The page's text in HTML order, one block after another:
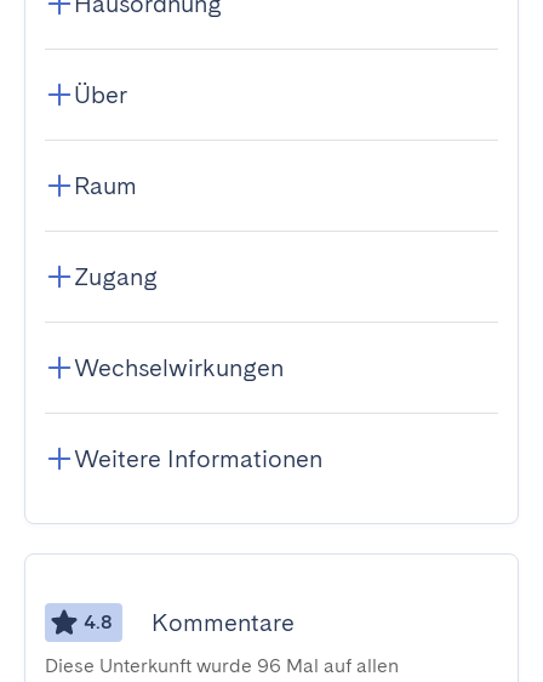
Über
Raum
Zugang
Wechselwirkungen
Weitere Informationen
4.8 Kommentare
Diese Unterkunft wurde 96 Mal auf allen